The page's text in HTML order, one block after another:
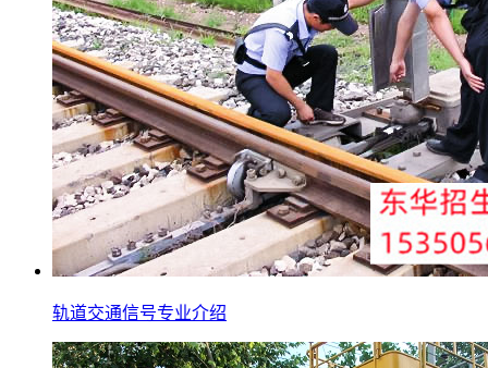
轨道交通信号专业介绍